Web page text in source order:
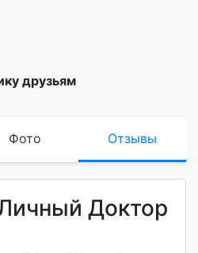
друзьям
Фото Отзывы
Доктор